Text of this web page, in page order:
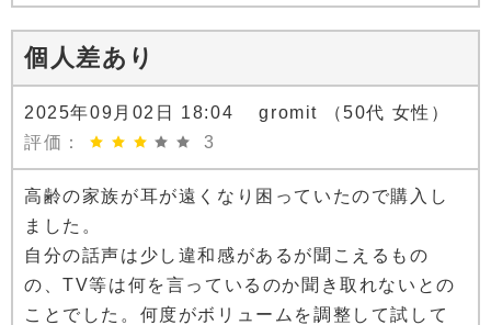
個人差あり
2025年09月02日 18:04 gromit （50代 女性）
評価：
3
高齢の家族が耳が遠くなり困っていたので購入し
ました。
自分の話声は少し違和感があるが聞こえるもの
の、TV等は何を言っているのか聞き取れないとの
ことでした。何度がボリュームを調整して試して